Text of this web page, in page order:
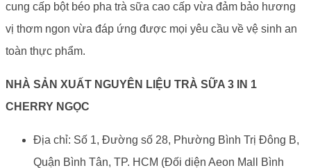
cung cấp bột béo pha trà sữa cao cấp vừa đảm bảo hương
vị thơm ngon vừa đáp ứng được mọi yêu cầu về vệ sinh an
toàn thực phẩm.
NHÀ SẢN XUẤT NGUYÊN LIỆU TRÀ SỮA 3 IN 1
CHERRY NGỌC
Địa chỉ: Số 1, Đường số 28, Phường Bình Trị Đông B,
Quận Bình Tân, TP. HCM (Đối diện Aeon Mall Bình